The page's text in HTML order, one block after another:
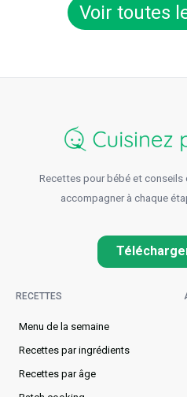
Voir toutes
Recettes pour bébé et
accompagner à chaque
RECETTES
Menu de la semaine​
Recettes par ingrédients
Recettes par âge